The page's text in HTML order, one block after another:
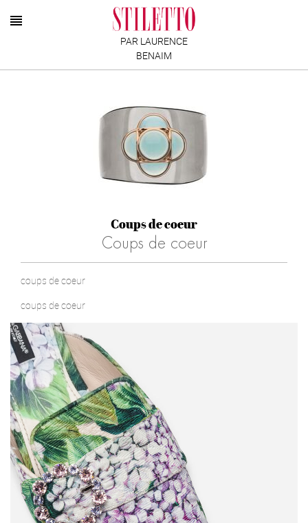
PAR LAURENCE
BENAIM
Coups de coeur
Coups de coeur
coups de coeur
coups de coeur